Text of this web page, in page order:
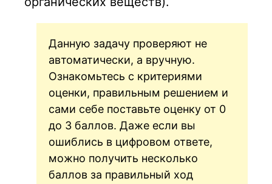
Данную задачу проверяют не
автоматически, а вручную.
Ознакомьтесь с критериями
оценки, правильным решением и
сами себе поставьте оценку от 0
до 3 баллов. Даже если вы
ошиблись в цифровом ответе,
можно получить несколько
баллов за правильный ход